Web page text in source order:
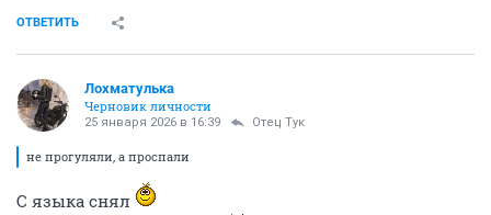
ОТВЕТИТЬ
Лохматулька
Черновик личности
25 января 2026 в 16:39 Отец Тук
не прогуляли, а проспали
С языка снял